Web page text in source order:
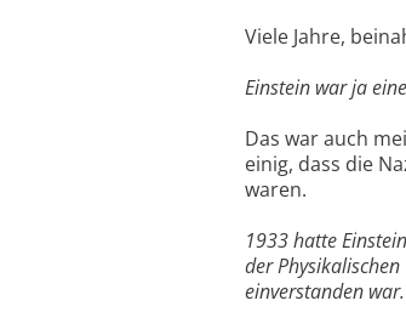
Viele Jahre,
Einstein war ja
Das war auch
einig, dass die
waren.
1933 hatte
der
einverstanden